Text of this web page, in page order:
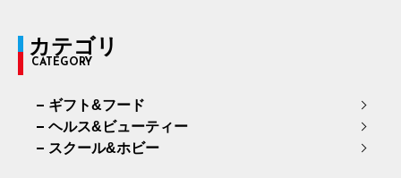
カテゴリ
CATEGORY
ギフト&フード
ヘルス&ビューティー
スクール&ホビー